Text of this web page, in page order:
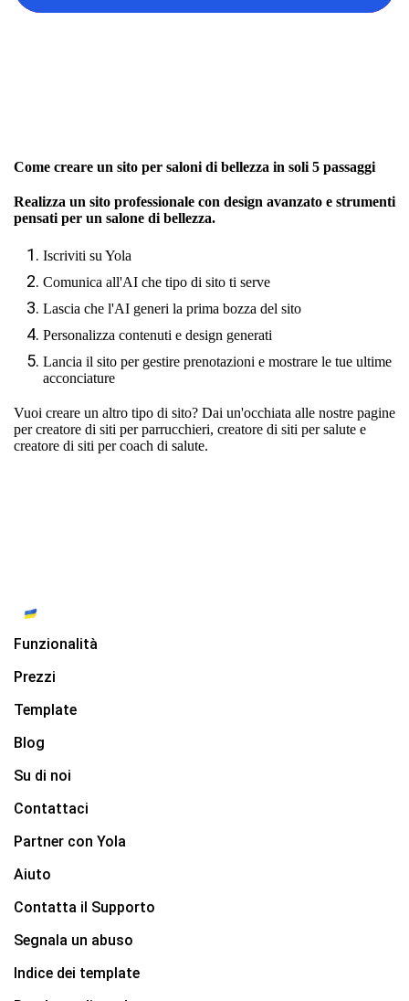
Come creare un sito per saloni di bellezza in soli 5 passaggi
Realizza un sito professionale con design avanzato e strumenti
pensati per un salone di bellezza.
Iscriviti su Yola
Comunica all'AI che tipo di sito ti serve
Lascia che l'AI generi la prima bozza del sito
Personalizza contenuti e design generati
Lancia il sito per gestire prenotazioni e mostrare le tue ultime
acconciature
Vuoi creare un altro tipo di sito? Dai un'occhiata alle nostre pagine
percreatore di siti per parrucchieri, creatore di siti per salute e
creatore di siti per coach di salute.
Funzionalità
Prezzi
Template
Blog
Su di noi
Contattaci
Partner con Yola
Aiuto
Contatta il Supporto
Segnala un abuso
Indice dei template